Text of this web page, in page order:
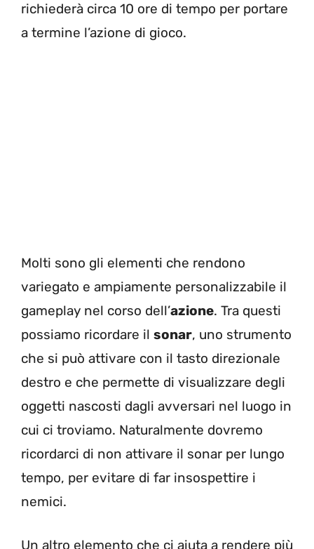
richiederà circa 10 ore di tempo per portare
a termine l’azione di gioco.
Molti sono gli elementi che rendono
variegato e ampiamente personalizzabile il
gameplay nel corso dell’azione. Tra questi
possiamo ricordare il sonar, uno strumento
che si può attivare con il tasto direzionale
destro e che permette di visualizzare degli
oggetti nascosti dagli avversari nel luogo in
cui ci troviamo. Naturalmente dovremo
ricordarci di non attivare il sonar per lungo
tempo, per evitare di far insospettire i
nemici.
Un altro elemento che ci aiuta a rendere più